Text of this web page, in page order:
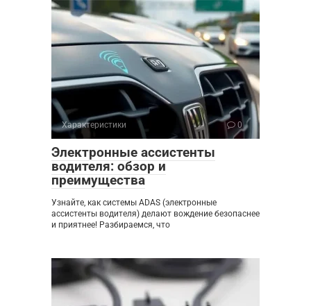
Характеристики 0
Электронные ассистенты
водителя: обзор и
преимущества
Узнайте, как системы ADAS (электронные
ассистенты водителя) делают вождение безопаснее
и приятнее! Разбираемся, что